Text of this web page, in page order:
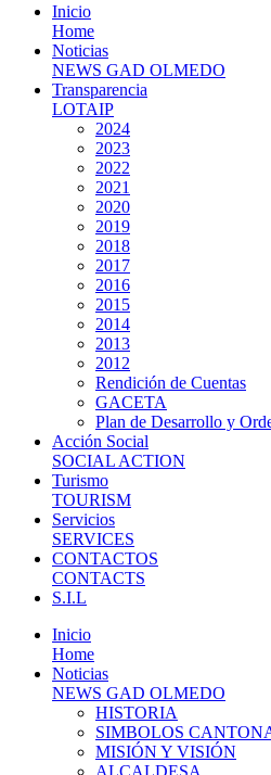
Inicio
Home
Noticias
NEWS GAD OLMEDO
Transparencia
LOTAIP
2024
2023
2022
2021
2020
2019
2018
2017
2016
2015
2014
2013
2012
Rendición de Cuentas
GACETA
Plan de Desarrollo y
Acción Social
SOCIAL ACTION
Turismo
TOURISM
Servicios
SERVICES
CONTACTOS
CONTACTS
S.I.L
Inicio
Home
Noticias
NEWS GAD OLMEDO
HISTORIA
SIMBOLOS
MISIÓN Y VISIÓN
ALCALDESA